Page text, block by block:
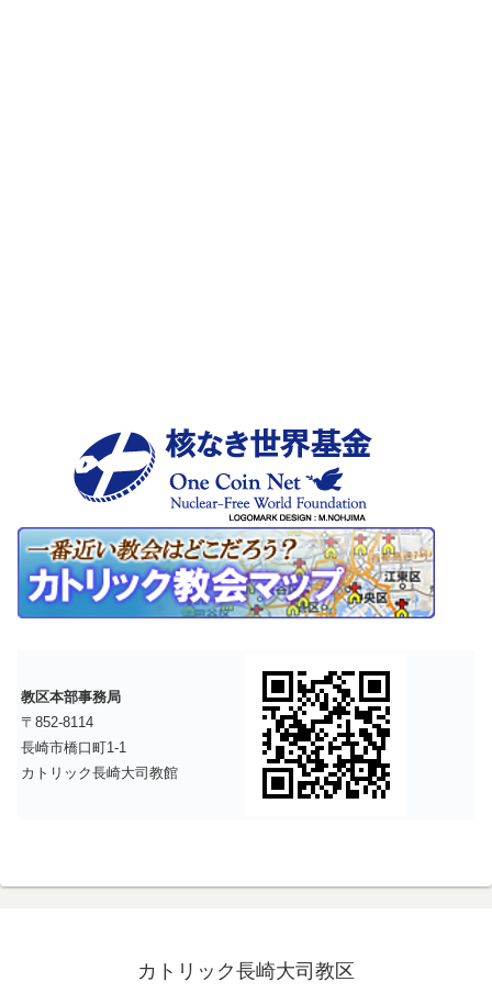
教区本部事務局
〒852-8114
長崎市橋口町1-1
カトリック長崎大司教館
カトリック長崎大司教区